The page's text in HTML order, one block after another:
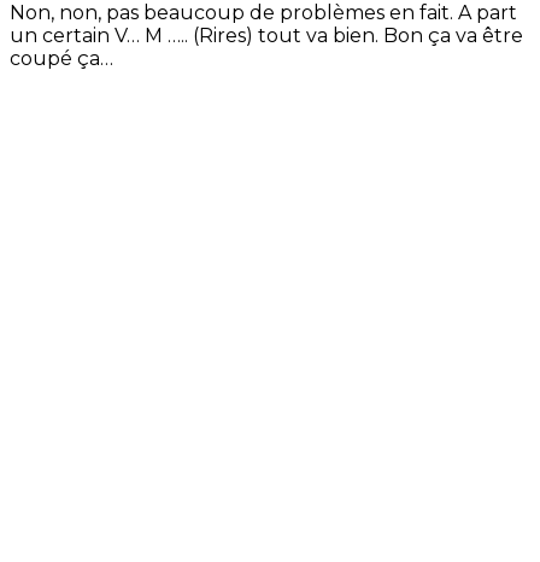
Non, non, pas beaucoup de problèmes en fait. A part
un certain V… M ….. (Rires) tout va bien. Bon ça va être
coupé ça…